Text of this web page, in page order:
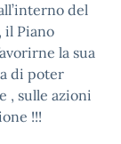
del
il Piano
la sua
di poter
, sulle azioni
!!!